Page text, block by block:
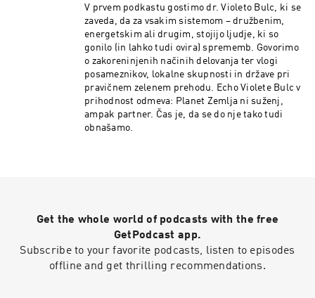
V prvem podkastu gostimo dr. Violeto Bulc, ki se
zaveda, da za vsakim sistemom – družbenim,
energetskim ali drugim, stojijo ljudje, ki so
gonilo (in lahko tudi ovira) sprememb. Govorimo
o zakoreninjenih načinih delovanja ter vlogi
posameznikov, lokalne skupnosti in države pri
pravičnem zelenem prehodu. Echo Violete Bulc v
prihodnost odmeva: Planet Zemlja ni suženj,
ampak partner. Čas je, da se do nje tako tudi
obnašamo.
Get the whole world of podcasts with the free
GetPodcast app.
Subscribe to your favorite podcasts, listen to episodes
offline and get thrilling recommendations.